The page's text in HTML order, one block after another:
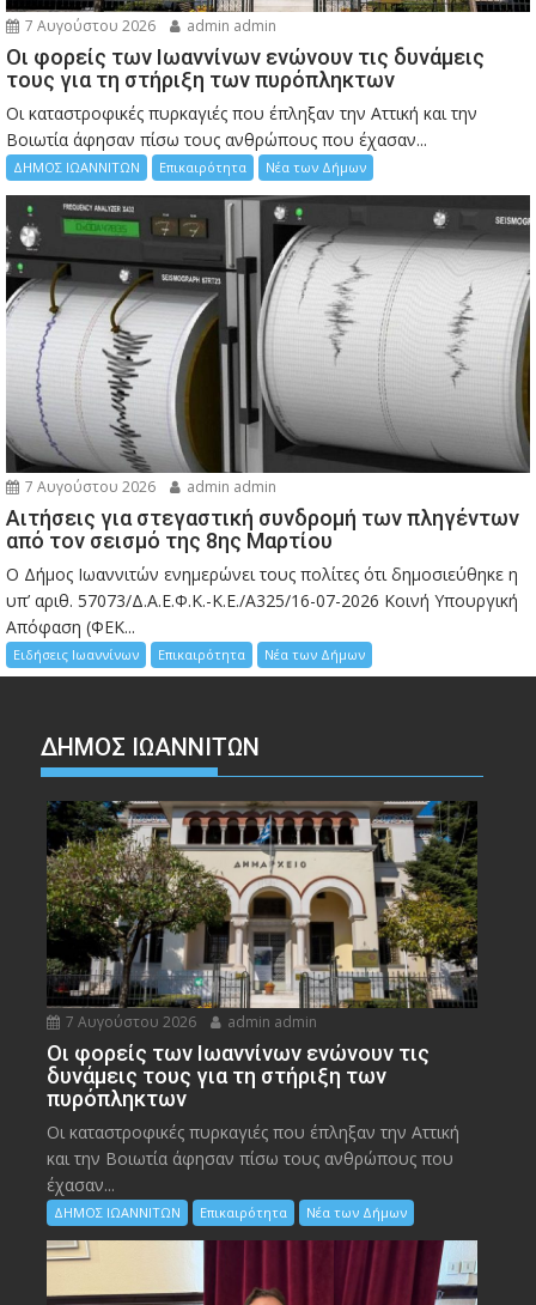
7 Αυγούστου 2026 admin admin
Οι φορείς των Ιωαννίνων ενώνουν τις δυνάμεις
τους για τη στήριξη των πυρόπληκτων
Οι καταστροφικές πυρκαγιές που έπληξαν την Αττική και την
Bοιωτία άφησαν πίσω τους ανθρώπους που έχασαν...
ΔΗΜΟΣ ΙΩΑΝΝΙΤΩΝ Επικαιρότητα Νέα των Δήμων
7 Αυγούστου 2026 admin admin
Αιτήσεις για στεγαστική συνδρομή των πληγέντων
από τον σεισμό της 8ης Μαρτίου
Ο Δήμος Ιωαννιτών ενημερώνει τους πολίτες ότι δημοσιεύθηκε η
υπ’ αριθ. 57073/Δ.Α.Ε.Φ.Κ.-Κ.Ε./Α325/16-07-2026 Κοινή Υπουργική
Απόφαση (ΦΕΚ...
Ειδήσεις Ιωαννίνων Επικαιρότητα Νέα των Δήμων
ΔΗΜΟΣ ΙΩΑΝΝΙΤΩΝ
7 Αυγούστου 2026 admin admin
Οι φορείς των Ιωαννίνων ενώνουν τις
δυνάμεις τους για τη στήριξη των
πυρόπληκτων
Οι καταστροφικές πυρκαγιές που έπληξαν την Αττική
και την Bοιωτία άφησαν πίσω τους ανθρώπους που
έχασαν...
ΔΗΜΟΣ ΙΩΑΝΝΙΤΩΝ Επικαιρότητα Νέα των Δήμων